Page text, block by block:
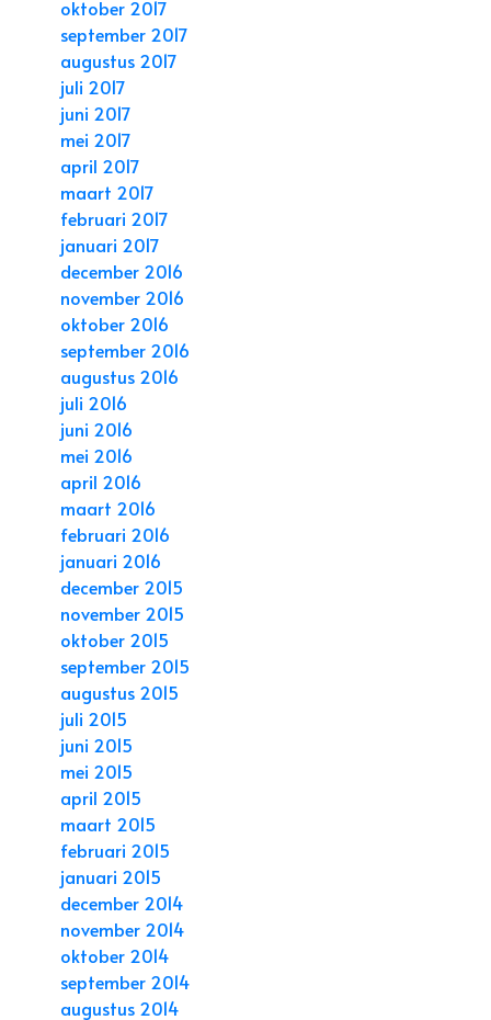
oktober 2017
september 2017
augustus 2017
juli 2017
juni 2017
mei 2017
april 2017
maart 2017
februari 2017
januari 2017
december 2016
november 2016
oktober 2016
september 2016
augustus 2016
juli 2016
juni 2016
mei 2016
april 2016
maart 2016
februari 2016
januari 2016
december 2015
november 2015
oktober 2015
september 2015
augustus 2015
juli 2015
juni 2015
mei 2015
april 2015
maart 2015
februari 2015
januari 2015
december 2014
november 2014
oktober 2014
september 2014
augustus 2014